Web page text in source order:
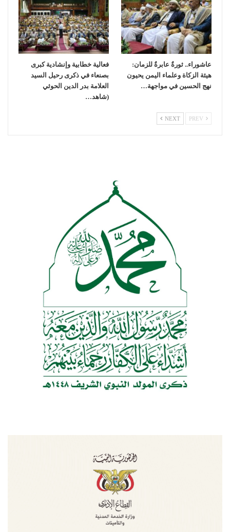
عاشوراء.. ثورةٌ عابرةٌ للزمان:
هيئة الزكاة وعلماء اليمن يحيون
نهج الحسين في مواجهة…
فعالية خطابية وإنشادية كبرى
بصنعاء في ذكرى رحيل السيد
العلامة بدر الدين الحوثي
(شاهد…
NEXT